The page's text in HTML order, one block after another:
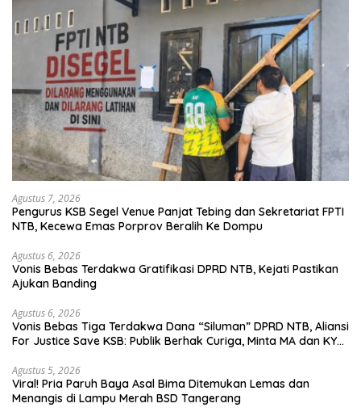
Agustus 7, 2026
Pengurus KSB Segel Venue Panjat Tebing dan Sekretariat FPTI
NTB, Kecewa Emas Porprov Beralih Ke Dompu
Agustus 6, 2026
Vonis Bebas Terdakwa Gratifikasi DPRD NTB, Kejati Pastikan
Ajukan Banding
Agustus 6, 2026
Vonis Bebas Tiga Terdakwa Dana “Siluman” DPRD NTB, Aliansi
For Justice Save KSB: Publik Berhak Curiga, Minta MA dan KY
Agustus 5, 2026
Viral! Pria Paruh Baya Asal Bima Ditemukan Lemas dan
Menangis di Lampu Merah BSD Tangerang